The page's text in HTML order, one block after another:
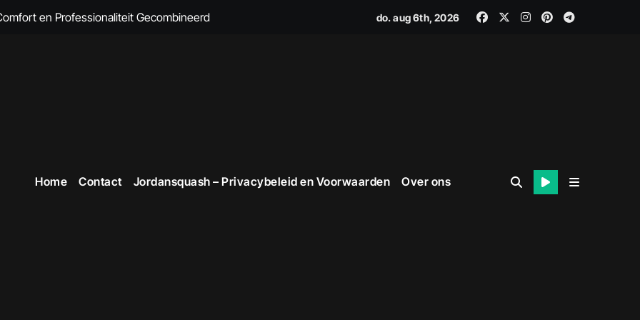
en Professionaliteit Gecombineerd
Overall Kopen voor Elke Gelegenheid
voor Dames
Veiligheid in Stijl
voor Stijlvolle en Functionele Outfits op de Werkvloer
Uitstraling op het Werk
Werkkleding in België
Werkkleding: Comfortabel en Duurzaam
do. aug 6th, 2026
Home Contact Jordansquash – Privacybeleid en Voorwaarden Over ons